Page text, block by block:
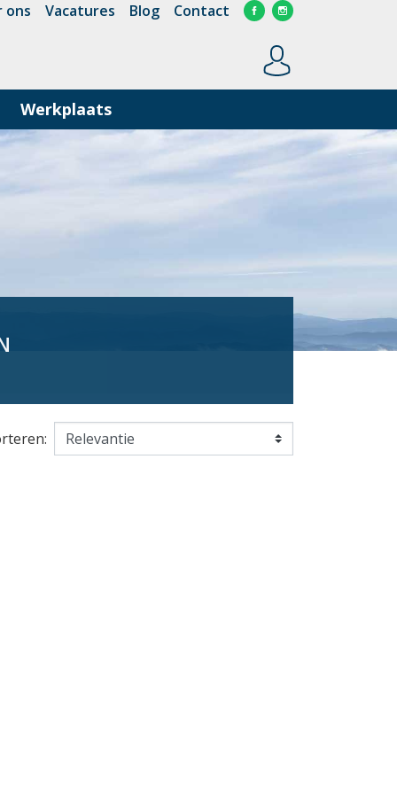
ons Vacatures Blog Contact
Werkplaats